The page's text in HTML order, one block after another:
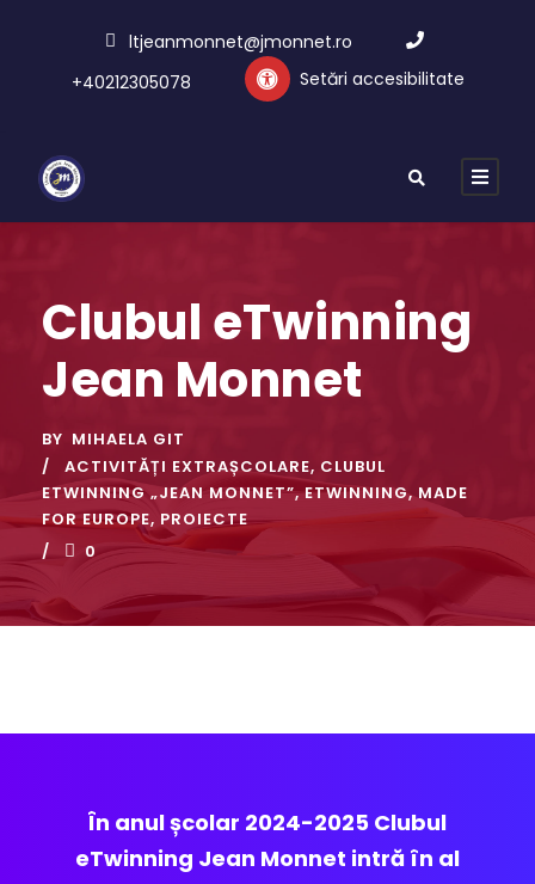
ltjeanmonnet@jmonnet.ro
+40212305078
Setări accesibilitate
Clubul eTwinning
Jean Monnet
BY MIHAELA GIT
ACTIVITĂȚI EXTRAȘCOLARE, CLUBUL
ETWINNING „JEAN MONNET”, ETWINNING, MADE
FOR EUROPE, PROIECTE
0
În anul școlar 2024-2025 Clubul
eTwinning Jean Monnet intră în al